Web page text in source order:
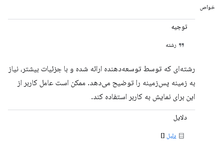
خواص
توجیه
رشته
رشته‌ای که توسط توسعه‌دهنده ارائه شده و با جزئیات بیشتر، نیاز
به زمینه پس‌زمینه را توضیح می‌دهد. ممکن است عامل کاربر از
این برای نمایش به کاربر استفاده کند.
دلایل
دلیل []